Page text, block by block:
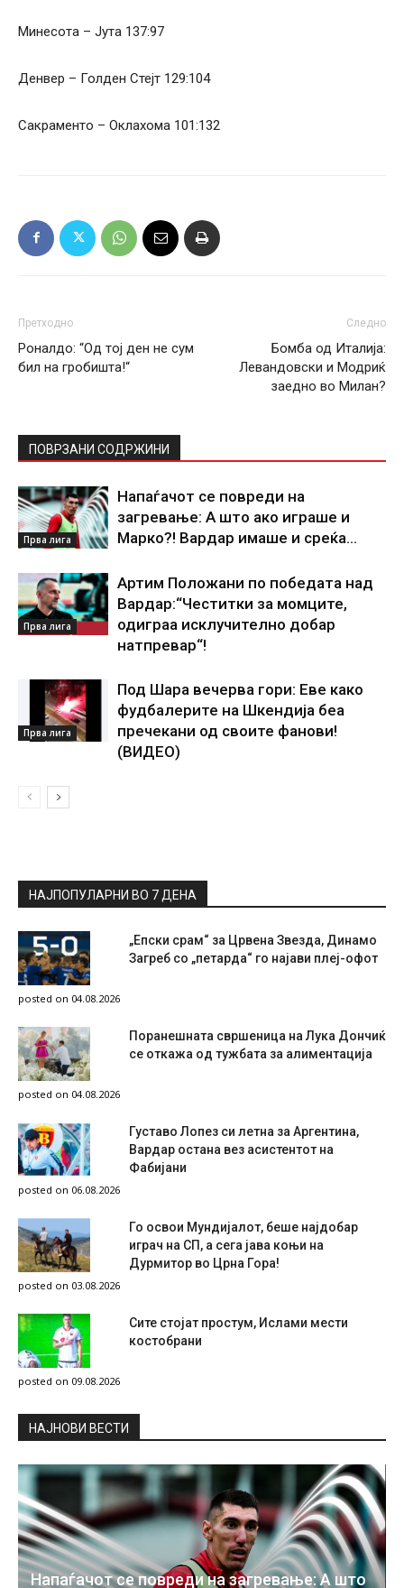
Минесота – Јута 137:97
Денвер – Голден Стејт 129:104
Сакраменто – Оклахома 101:132
Претходно
Роналдо: “Од тој ден не сум
бил на гробишта!“
Следно
Бомба од Италија:
Левандовски и Модриќ
заедно во Милан?
ПОВРЗАНИ СОДРЖИНИ
Прва лига
Напаѓачот се повреди на
загревање: А што ако играше и
Марко?! Вардар имаше и среќа…
Прва лига
Артим Положани по победата над
Вардар:“Честитки за момците,
одиграа исклучително добар
натпревар“!
Прва лига
Под Шара вечерва гори: Еве како
фудбалерите на Шкендија беа
пречекани од своите фанови!
(ВИДЕО)
НАЈПОПУЛАРНИ ВО 7 ДЕНА
„Епски срам“ за Црвена Звезда, Динамо
Загреб со „петарда“ го најави плеј-офот
posted on 04.08.2026
Поранешната свршеница на Лука Дончиќ
се откажа од тужбата за алиментација
posted on 04.08.2026
Густаво Лопез си летна за Аргентина,
Вардар остана вез асистентот на
Фабијани
posted on 06.08.2026
Го освои Мундијалот, беше најдобар
играч на СП, а сега јава коњи на
Дурмитор во Црна Гора!
posted on 03.08.2026
Сите стојат простум, Ислами мести
костобрани
posted on 09.08.2026
НAЈНОВИ ВЕСТИ
Напаѓачот се повреди на загревање: А што